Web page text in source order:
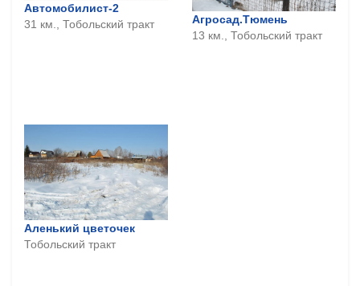
Автомобилист-2
31 км., Тобольский тракт
Агросад.Тюмень
13 км., Тобольский тракт
Аленький цветочек
Тобольский тракт